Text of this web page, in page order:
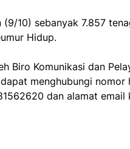
10) sebanyak 7.857
Hidup.
Biro Komunikasi dan
menghubungi
dan alamat email